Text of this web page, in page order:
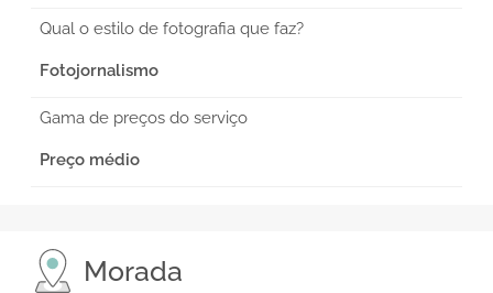
Qual o estilo de fotografia que faz?
Fotojornalismo
Gama de preços do serviço
Preço médio
Morada